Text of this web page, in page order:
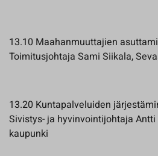
13.10 Maahanmuuttajien
Toimitusjohtaja Sami Siikala,
13.20 Kuntapalveluiden
Sivistys- ja hyvinvointijohtaja
kaupunki